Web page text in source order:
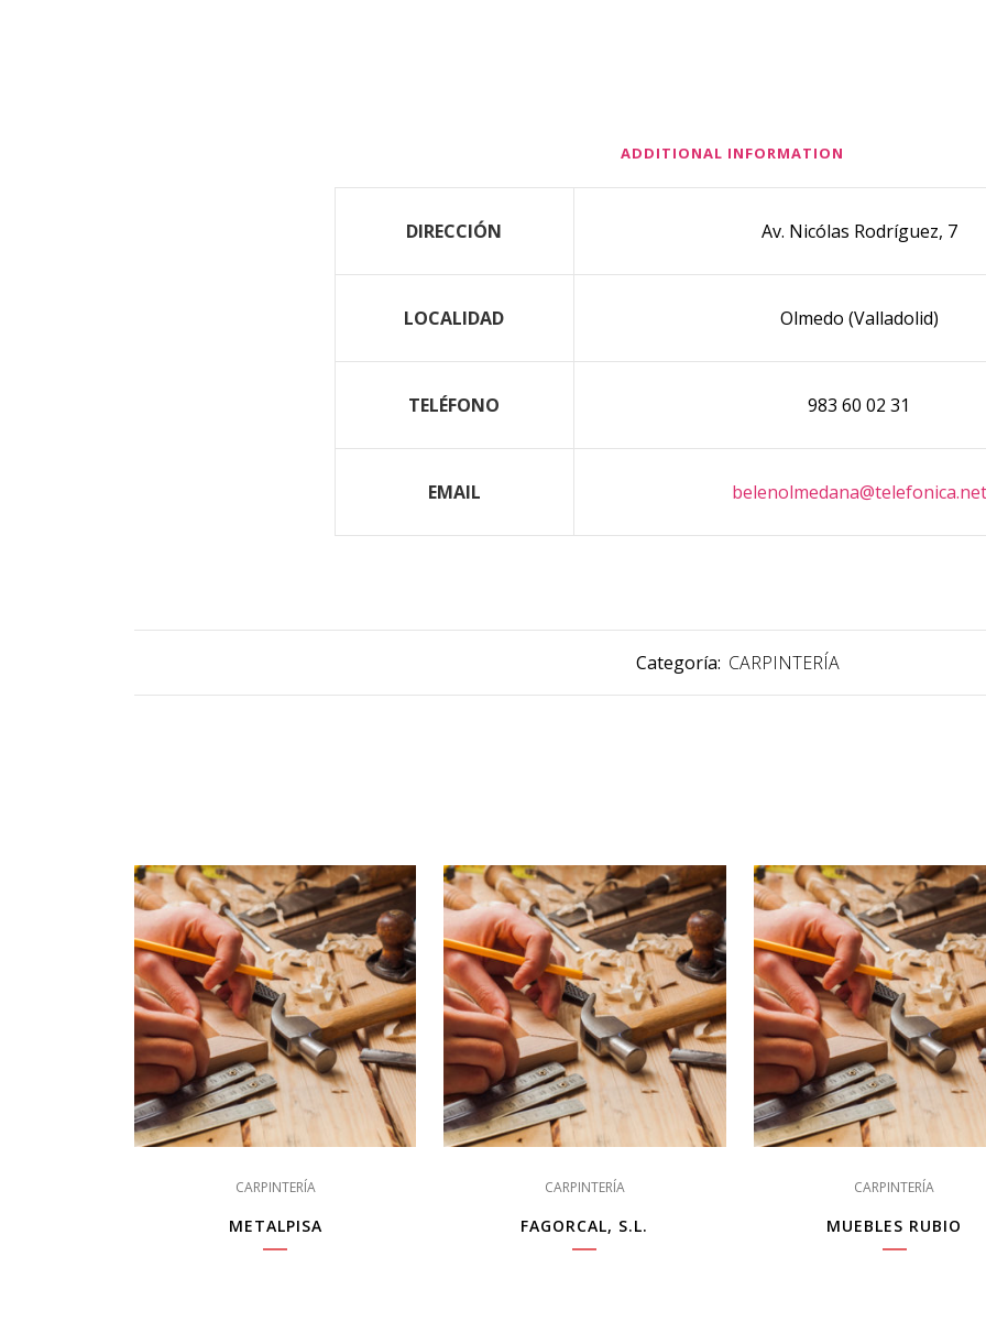
ADDITIONAL INFORMATION
DIRECCIÓN Av. Nicólas Rodríguez, 7
LOCALIDAD Olmedo (Valladolid)
TELÉFONO 983 60 02 31
EMAIL belenolmedana@telefonica.net
Categoría: CARPINTERÍA
CARPINTERÍA
METALPISA
CARPINTERÍA
FAGORCAL, S.L.
CARPINTERÍA
MUEBLES RUBIO